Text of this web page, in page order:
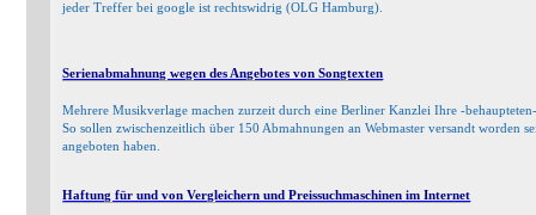
jeder Treffer bei google ist rechtswidrig (OLG Hamburg).
Serienabmahnung wegen des Angebotes von Songtexten
Mehrere Musikverlage machen zurzeit durch eine Berliner Kanzlei Ihre -
So sollen zwischenzeitlich über 150 Abmahnungen an Webmaster versandt worden
angeboten haben.
Haftung für und von Vergleichern und Preissuchmaschinen im Internet